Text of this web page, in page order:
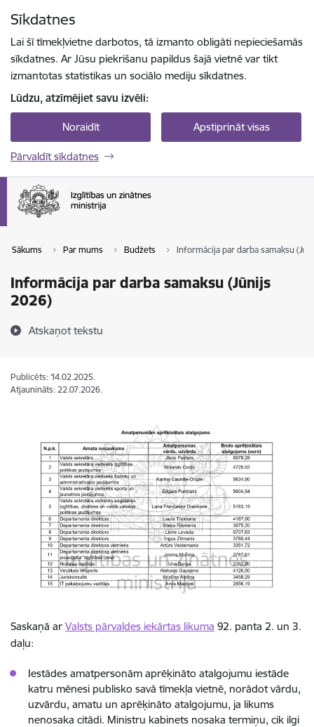
Sīkdatnes
Lai šī tīmekļvietne darbotos, tā izmanto obligāti nepieciešamās
sīkdatnes. Ar Jūsu piekrišanu papildus šajā vietnē var tikt
izmantotas statistikas un sociālo mediju sīkdatnes.
Lūdzu, atzīmējiet savu izvēli:
Noraidīt Apstiprināt visas
Pārvaldīt sīkdatnes
Sākums Par mums Budžets Informācija par darba samaksu
Informācija par darba samaksu (Jūnijs
2026)
Atskaņot tekstu
Publicēts: 14.02.2025.
Atjaunināts: 22.07.2026.
Saskaņā ar Valsts pārvaldes iekārtas likuma 92. panta 2. un 3.
daļu:
Iestādes amatpersonām aprēķināto atalgojumu iestāde
katru mēnesi publisko savā tīmekļa vietnē, norādot vārdu,
uzvārdu, amatu un aprēķināto atalgojumu, ja likums
nenosaka citādi. Ministru kabinets nosaka termiņu, cik ilgi